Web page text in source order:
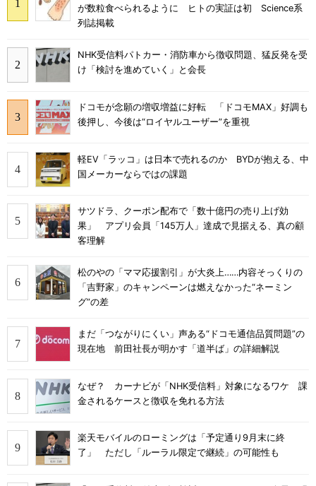
が数粒食べられるように ヒトの実証は初 Science系
列誌掲載
NHK受信料パトカー・消防車から徴収問題、猛反発を受
け「検討を進めていく」と会長
ドコモが念願の増収増益に好転 「ドコモMAX」好調も
後押し、今後は“ロイヤルユーザー”を重視
軽EV「ラッコ」は日本で売れるのか BYDが抱える、中
国メーカーならではの課題
サツドラ、クーポン配布で「数十億円の売り上げ効
果」 アプリ会員「145万人」達成で見据える、真の顧
客理解
松のやの「ママ応援割引」が大炎上……内容そっくりの
「吉野家」のキャンペーンは燃えなかった“ネーミン
グ”の差
まだ「つながりにくい」声ある“ドコモ通信品質問題”の
現在地 前田社長が明かす「道半ば」の詳細解説
なぜ？ カーナビが「NHK受信料」対象になるワケ 課
金されるケースと徴収を免れる方法
楽天モバイルのローミングは「予定通り9月末に終
了」 ただし「ルーラル限定で継続」の可能性も